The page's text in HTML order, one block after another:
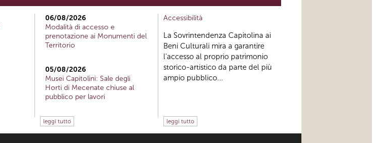
06/08/2026
Modalità di accesso e
prenotazione ai Monumenti del
Territorio
05/08/2026
Musei Capitolini: Sale degli
Horti di Mecenate chiuse al
pubblico per lavori
leggi tutto
Accessibilità
La Sovrintendenza Capitolina ai
Beni Culturali mira a garantire
l’accesso al proprio patrimonio
storico-artistico da parte del più
ampio pubblico...
leggi tutto